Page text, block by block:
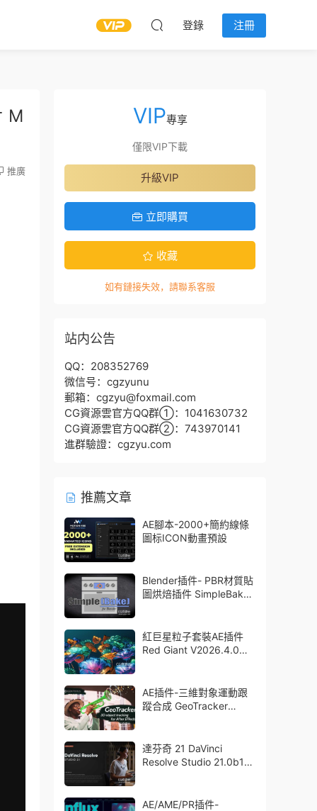
登錄 注冊
M
推廣
VIP專享
僅限VIP下載
升級VIP
立即購買
收藏
如有鏈接失效，請聯系客服
站内公告
QQ：208352769
微信号：cgzyunu
郵箱：cgzyu@foxmail.com
CG資源雲官方QQ群①：1041630732
CG資源雲官方QQ群②：743970141
進群驗證：cgzyu.com
推薦文章
AE腳本-2000+簡約線條
圖标ICON動畫預設
Blender插件- PBR材質貼
圖烘焙插件 SimpleBake
紅巨星粒子套裝AE插件
Red Giant V2026.4.0
Bullet + VFX Suit
AE插件-三維對象運動跟
蹤合成 GeoTracker
達芬奇 21 DaVinci
Resolve Studio 21.0b1
AE/AME/PR插件-